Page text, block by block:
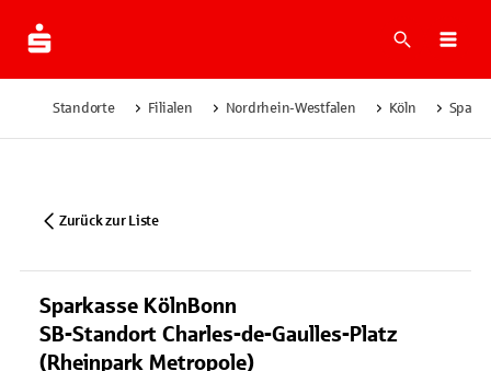
Suche
Standorte Filialen Nordrhein-Westfalen Köln
Zurück zur Liste
Sparkasse KölnBonn
SB-Standort Charles-de-Gaulles-Platz
(Rheinpark Metropole)